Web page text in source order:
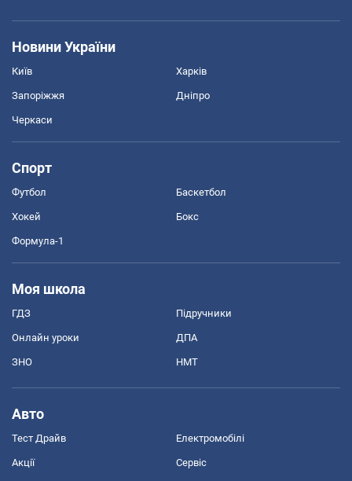
Новини України
Київ Харків
Запоріжжя Дніпро
Черкаси
Спорт
Футбол Баскетбол
Хокей Бокс
Формула-1
Моя школа
ГДЗ Підручники
Онлайн уроки ДПА
ЗНО НМТ
Авто
Тест Драйв Електромобілі
Акції Сервіс